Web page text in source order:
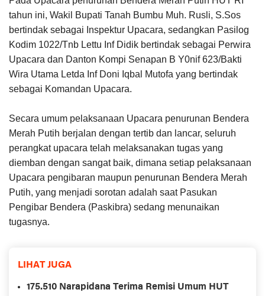
tahun ini, Wakil Bupati Tanah Bumbu Muh. Rusli, S.Sos
bertindak sebagai Inspektur Upacara, sedangkan Pasilog
Kodim 1022/Tnb Lettu Inf Didik bertindak sebagai Perwira
Upacara dan Danton Kompi Senapan B Y0nif 623/Bakti
Wira Utama Letda Inf Doni Iqbal Mutofa yang bertindak
sebagai Komandan Upacara.
Secara umum pelaksanaan Upacara penurunan Bendera
Merah Putih berjalan dengan tertib dan lancar, seluruh
perangkat upacara telah melaksanakan tugas yang
diemban dengan sangat baik, dimana setiap pelaksanaan
Upacara pengibaran maupun penurunan Bendera Merah
Putih, yang menjadi sorotan adalah saat Pasukan
Pengibar Bendera (Paskibra) sedang menunaikan
tugasnya.
LIHAT JUGA
175.510 Narapidana Terima Remisi Umum HUT